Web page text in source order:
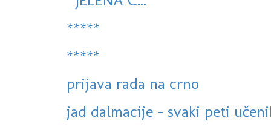
*****
*****
prijava rada na crno
jad dalmacije - svaki peti